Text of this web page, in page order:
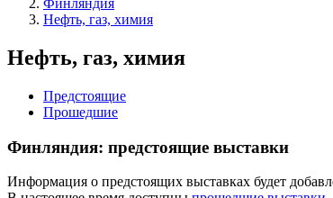
Финляндия
Нефть, газ, химия
Нефть, газ, химия
Предстоящие
Прошедшие
Финляндия: предстоящие выставки
Информация о предстоящих выставках будет